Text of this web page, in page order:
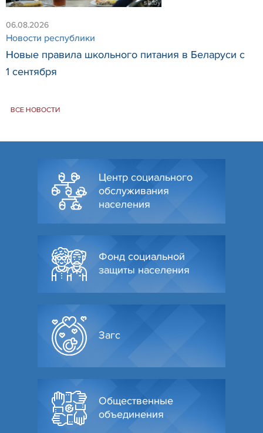
06.08.2026
Новости республики
Новые правила школьного питания в Беларуси с
1 сентября
ВСЕ НОВОСТИ
Центр социального
обслуживания
населения
Фонд социальной
защиты населения
Загс
Общественные
объединения